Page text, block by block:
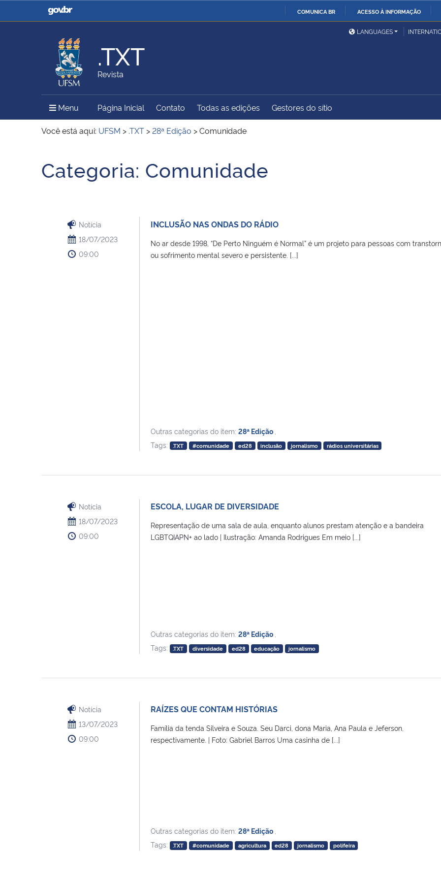
COMUNICA BR ACESSO À INFORMAÇÃO
Casa Civil
Ministério da Justiça e
Ministério da Defesa
Ministério das Relações
Exteriores
Ministério da Agricultura,
Pecuária e Abastecimento
Ministério do Meio Ambiente Ministério do Turismo
Ministério do
Desenvolvimento Regional
Secretaria de Governo
Gabinete de Segurança
Advocacia-Geral da União
LANGUAGES
.TXT
Revista
Menu Menu Principal do Sítio
Página Inicial Contato Todas as edições Gestores do sítio
Você está aqui: UFSM > .TXT > 28ª Edição >Comunidade
Categoria: Comunidade
Notícia
18/07/2023
09:00
INCLUSÃO NAS ONDAS DO RÁDIO
No ar desde 1998, “De Perto Ninguém é Normal” é um projeto para pessoas com
ou sofrimento mental severo e persistente. [...]
Outras categorias do item: 28ª Edição
Tags:
.TXT #comunidade ed28 inclusão jornalismo rádios universitárias
Notícia
18/07/2023
09:00
ESCOLA, LUGAR DE DIVERSIDADE
Representação de uma sala de aula, enquanto alunos prestam atenção e a bandeira
LGBTQIAPN+ ao lado | Ilustração: Amanda Rodrigues Em meio [...]
Outras categorias do item: 28ª Edição
Tags:
.TXT diversidade ed28 educação jornalismo
Notícia
13/07/2023
09:00
RAÍZES QUE CONTAM HISTÓRIAS
Família da tenda Silveira e Souza. Seu Darci, dona Maria, Ana Paula e Jeferson,
respectivamente. | Foto: Gabriel Barros Uma casinha de [...]
Outras categorias do item: 28ª Edição
Tags:
.TXT #comunidade agricultura ed28 jornalismo polifeira